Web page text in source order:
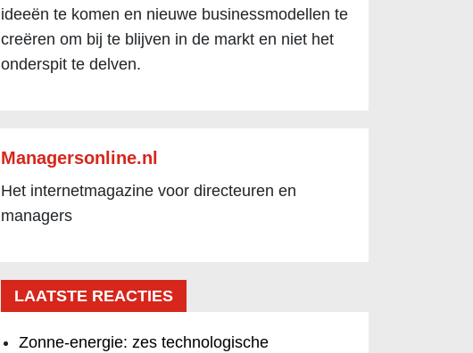
ideeën te komen en nieuwe businessmodellen te
creëren om bij te blijven in de markt en niet het
onderspit te delven.
Managersonline.nl
Het internetmagazine voor directeuren en
managers
LAATSTE REACTIES
Zonne-energie: zes technologische